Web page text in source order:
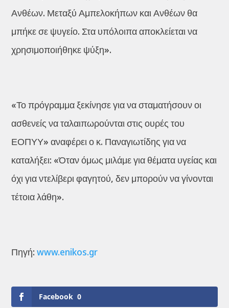
Ανθέων. Μεταξύ Αμπελοκήπων και Ανθέων θα
μπήκε σε ψυγείο. Στα υπόλοιπα αποκλείεται να
χρησιμοποιήθηκε ψύξη».
«Το πρόγραμμα ξεκίνησε για να σταματήσουν οι
ασθενείς να ταλαιπωρούνται στις ουρές του
ΕΟΠΥΥ» αναφέρει ο κ. Παναγιωτίδης για να
καταλήξει: «Όταν όμως μιλάμε για θέματα υγείας και
όχι για ντελίβερι φαγητού, δεν μπορούν να γίνονται
τέτοια λάθη».
Πηγή:www.enikos.gr
Facebook 0